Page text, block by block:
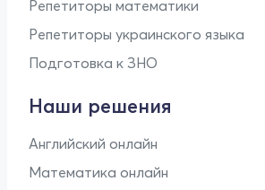
Репетиторы математики
Репетиторы украинского языка
Подготовка к ЗНО
Наши решения
Английский онлайн
Математика онлайн